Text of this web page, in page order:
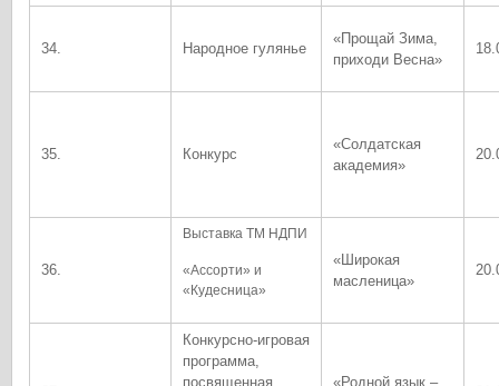
34. Народное гулянье
«Прощай Зима,
приходи Весна»
35. Конкурс
«Солдатская
академия»
36.
Выставка ТМ НДПИ
«Ассорти» и
«Кудесница»
«Широкая
масленица»
Конкурсно-игровая
программа,
посвященная
«Родной язык –